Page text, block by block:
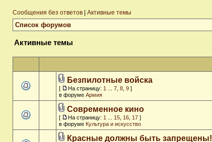
Сообщения без ответов Активные темы
Список форумов
Активные темы
Безпилотные войска
[ На страницу: 1 7 8 9 ]
в форуме Армия
Современное кино
[ На страницу: 1 15 16 17 ]
в форуме Культура и искусство
Красные должны быть запрещены!